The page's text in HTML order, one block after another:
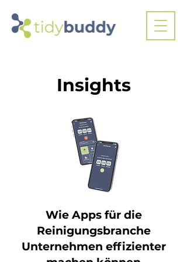
Insights
Wie Apps für die
Reinigungsbranche
Unternehmen effizienter